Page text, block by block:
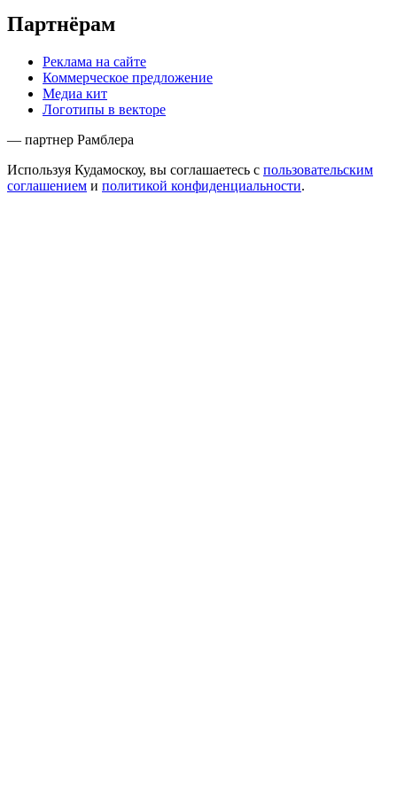
Партнёрам
Реклама на сайте
Коммерческое предложение
Медиа кит
Логотипы в векторе
— партнер Рамблера
Используя Кудамоскоу, вы соглашаетесь с пользовательским
соглашением и политикой конфиденциальности.